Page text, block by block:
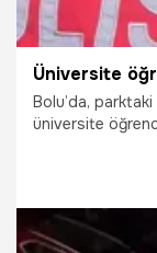
Bolu’da,
üniversite